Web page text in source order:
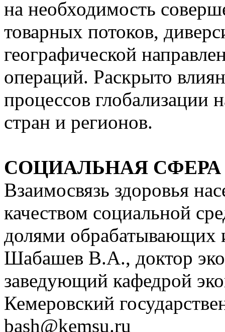
на необходимость
товарных потоков,
географической
операций. Раскрыто
процессов глобализации
стран и регионов.
СОЦИАЛЬНАЯ СФЕРА
Взаимосвязь здоровья
качеством социальной
долями обрабатывающих
Шабашев В.А., доктор
заведующий кафедрой
Кемеровский
bash@kemsu.ru